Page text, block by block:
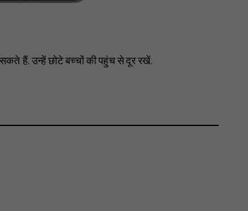
हैं. उन्हें छोटे बच्चों की पहुंच से दूर रखें.